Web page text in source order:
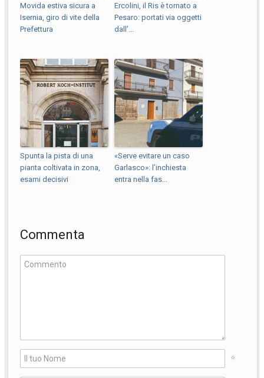
Movida estiva sicura a
Isernia, giro di vite della
Prefettura
Ercolini, il Ris è tornato a
Pesaro: portati via oggetti
dall’...
Spunta la pista di una
pianta coltivata in zona,
esami decisivi
«Serve evitare un caso
Garlasco»: l’inchiesta
entra nella fas...
Commenta
*